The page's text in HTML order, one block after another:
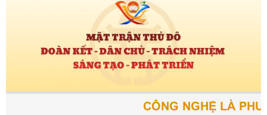
CÔNG NGHỆ LÀ